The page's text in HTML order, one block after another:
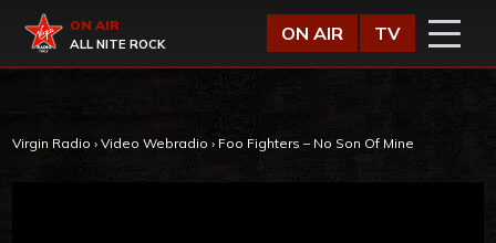
Virgin Radio
ON AIR
ALL NITE ROCK
ON AIR TV
Virgin Radio › Video Webradio › Foo Fighters – No Son Of Mine